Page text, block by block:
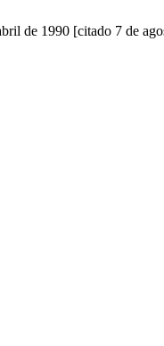
de 1990 [citado 7 de